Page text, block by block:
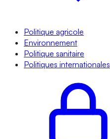
Politique agricole
Environnement
Politique sanitaire
Politiques internationales